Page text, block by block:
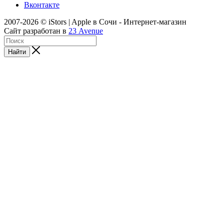
Вконтакте
2007-2026 © iStors | Apple в Сочи - Интернет-магазин
Сайт разработан в 23 Avenue
Найти